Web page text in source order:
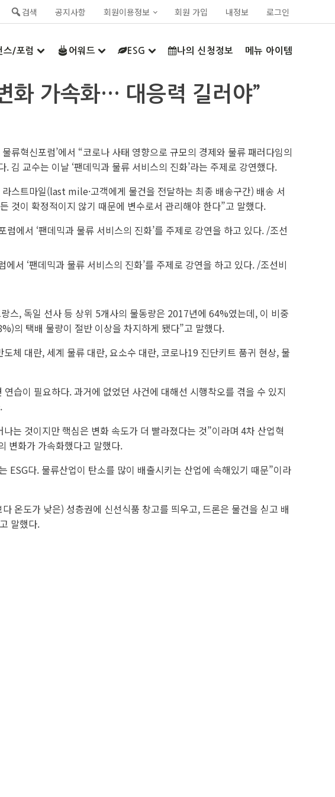
검색 공지사항 회원이용정보 회원 가입 내정보 로그인
스/포럼 어워드 ESG 나의 신청정보 메뉴 아이템
화 가속화… 대응력 길러야”
혁신포럼’에서 “코로나 사태 영향으로 규모의 경제와 물류 패러다임의
교수는 이날 ‘팬데믹과 물류 서비스의 진화’라는 주제로 강연했다.
스트마일(last mile·고객에게 물건을 전달하는 최종 배송구간) 배송 서
것이 확정적이지 않기 때문에 변수로서 관리해야 한다”고 말했다.
서 ‘팬데믹과 물류 서비스의 진화’를 주제로 강연을 하고 있다. /조선비
스, 독일 선사 등 상위 5개사의 물동량은 2017년에 64%였는데, 이 비중
의 택배 물량이 절반 이상을 차지하게 됐다”고 말했다.
체 대란, 세계 물류 대란, 요소수 대란, 코로나19 진단키트 품귀 현상, 물
습이 필요하다. 과거에 없었던 사건에 대해선 시행착오를 겪을 수 있지
는 것이지만 핵심은 변화 속도가 더 빨라졌다는 것”이라며 4차 산업혁
변화가 가속화했다고 말했다.
ESG다. 물류산업이 탄소를 많이 배출시키는 산업에 속해있기 때문”이라
온도가 낮은) 성층권에 신선식품 창고를 띄우고, 드론은 물건을 싣고 배
말했다.